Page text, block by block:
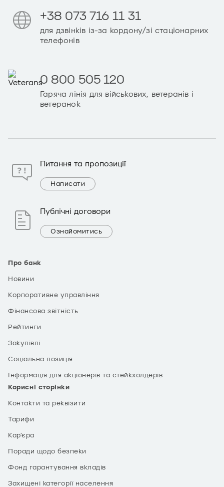
Про банк
Новини
Корпоративне управління
Фінансова звітність
Рейтинги
Закупівлі
Соціальна позиція
Інформація для акціонерів та стейкхолдерів
Корисні сторінки
Контакти та реквізити
Тарифи
Кар’єра
Поради щодо безпеки
Фонд гарантування вкладів
Захищені категорії населення
+38 073 716 11 31
для дзвінків із-за кордону/зі стаціонарних
телефонів
0 800 505 120
Гаряча лінія для військових, ветеранів і
ветеранок
Питання та пропозиції
Написати
Публічні договори
Ознайомитись